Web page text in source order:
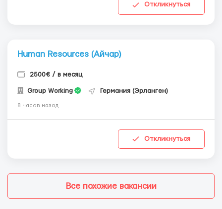
Откликнуться
Human Resources (Айчар)
2500€ / в месяц
Group Working Германия (Эрланген)
8 часов назад
Откликнуться
Все похожие вакансии